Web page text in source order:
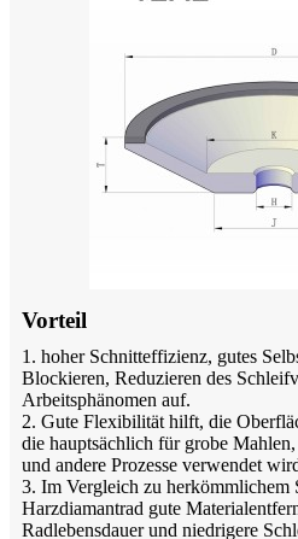
Vorteil
1. hoher Schnitteffizienz, gutes
Blockieren, Reduzieren des
Arbeitsphänomen auf.
2. Gute Flexibilität hilft, die
die hauptsächlich für grobe
und andere Prozesse verwendet
3. Im Vergleich zu
Harzdiamantrad gute
Radlebensdauer und niedrigere